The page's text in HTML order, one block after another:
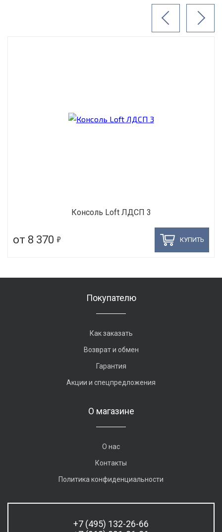
Консоль Loft ЛДСП 3
от 8 370 5 КУПИТЬ
Покупателю
Как заказать
Возврат и обмен
Гарантия
Акции и спецпредложения
О магазине
О нас
Контакты
Политика конфиденциальности
+7 (495) 132-26-66